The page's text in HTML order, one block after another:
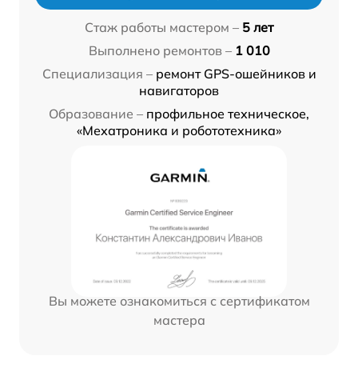
Стаж работы мастером – 5 лет
Выполнено ремонтов – 1 010
Специализация – ремонт GPS-ошейников и
навигаторов
Образование – профильное техническое,
«Мехатроника и робототехника»
Вы можете ознакомиться с сертификатом
мастера